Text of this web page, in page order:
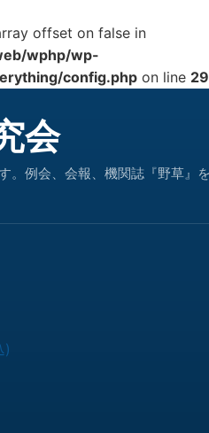
offset on false in
wphp/wp-
config.php on line 29
会
。例会、会報、機関誌『野草
)